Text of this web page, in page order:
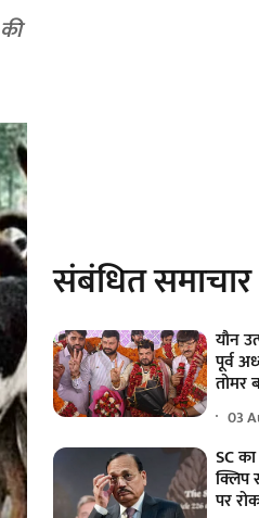
संबंधित समाचार
यौन
पूर्व
तोमर
03
SC
क्लिप
पर